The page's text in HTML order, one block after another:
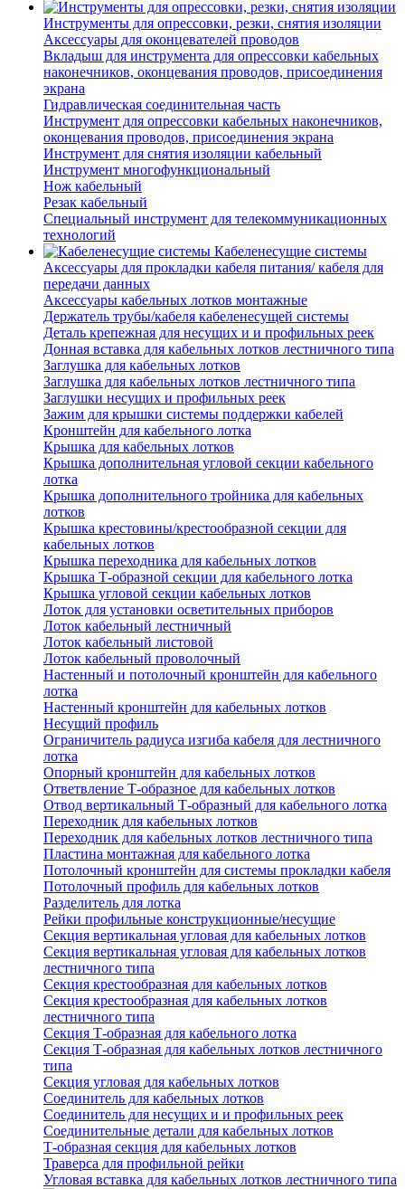
Инструменты для опрессовки, резки, снятия изоляции
Аксессуары для оконцевателей проводов
Вкладыш для инструмента для опрессовки кабельных
наконечников, оконцевания проводов, присоединения
экрана
Гидравлическая соединительная часть
Инструмент для опрессовки кабельных наконечников,
оконцевания проводов, присоединения экрана
Инструмент для снятия изоляции кабельный
Инструмент многофункциональный
Нож кабельный
Резак кабельный
Специальный инструмент для телекоммуникационных
технологий
Кабеленесущие системы
Аксессуары для прокладки кабеля питания/ кабеля для
передачи данных
Аксессуары кабельных лотков монтажные
Держатель трубы/кабеля кабеленесущей системы
Деталь крепежная для несущих и и профильных реек
Донная вставка для кабельных лотков лестничного типа
Заглушка для кабельных лотков
Заглушка для кабельных лотков лестничного типа
Заглушки несущих и профильных реек
Зажим для крышки системы поддержки кабелей
Кронштейн для кабельного лотка
Крышка для кабельных лотков
Крышка дополнительная угловой секции кабельного
лотка
Крышка дополнительного тройника для кабельных
лотков
Крышка крестовины/крестообразной секции для
кабельных лотков
Крышка переходника для кабельных лотков
Крышка Т-образной секции для кабельного лотка
Крышка угловой секции кабельных лотков
Лоток для установки осветительных приборов
Лоток кабельный лестничный
Лоток кабельный листовой
Лоток кабельный проволочный
Настенный и потолочный кронштейн для кабельного
лотка
Настенный кронштейн для кабельных лотков
Несущий профиль
Ограничитель радиуса изгиба кабеля для лестничного
лотка
Опорный кронштейн для кабельных лотков
Ответвление Т-образное для кабельных лотков
Отвод вертикальный Т-образный для кабельного лотка
Переходник для кабельных лотков
Переходник для кабельных лотков лестничного типа
Пластина монтажная для кабельного лотка
Потолочный кронштейн для системы прокладки кабеля
Потолочный профиль для кабельных лотков
Разделитель для лотка
Рейки профильные конструкционные/несущие
Секция вертикальная угловая для кабельных лотков
Секция вертикальная угловая для кабельных лотков
лестничного типа
Секция крестообразная для кабельных лотков
Секция крестообразная для кабельных лотков
лестничного типа
Секция Т-образная для кабельного лотка
Секция Т-образная для кабельных лотков лестничного
типа
Секция угловая для кабельных лотков
Соединитель для кабельных лотков
Соединитель для несущих и и профильных реек
Соединительные детали для кабельных лотков
Т-образная секция для кабельных лотков
Траверса для профильной рейки
Угловая вставка для кабельных лотков лестничного типа